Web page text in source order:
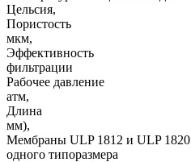
Цельсия,
мкм,
Эффективность
Рабочее
атм,
Длина
мм),
Мембраны ULP 1812 и ULP 1820
одного типоразмера